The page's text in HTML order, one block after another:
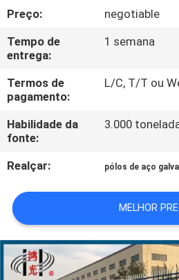
EXCURSÃO
DA
FÁBRICA
CONTROLE
DA
CONTACTE-
NOS
NOTÍCIA
Preço:
negotiable
Tempo de
entrega:
1 semana
Termos de
pagamento:
L/C, T/T ou
Habilidade da
fonte:
3.000
Realçar: pólos de aço
MELHOR